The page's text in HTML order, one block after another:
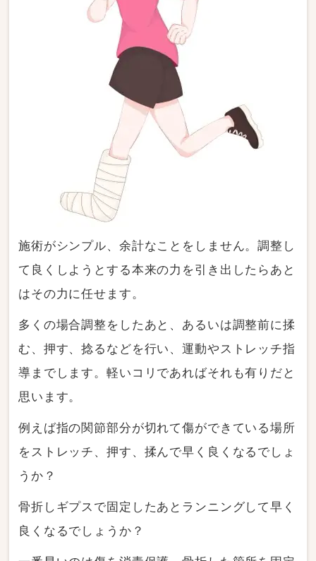
施術がシンプル、余計なことをしません。調整し
て良くしようとする本来の力を引き出したらあと
はその力に任せます。
多くの場合調整をしたあと、あるいは調整前に揉
む、押す、捻るなどを行い、運動やストレッチ指
導までします。軽いコリであればそれも有りだと
思います。
例えば指の関節部分が切れて傷ができている場所
をストレッチ、押す、揉んで早く良くなるでしょ
うか？
骨折しギプスで固定したあとランニングして早く
良くなるでしょうか？